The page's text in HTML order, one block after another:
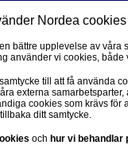
FÖRETAG
Ditt
bolån
Nordea cookies
bättre upplevelse av
använder vi cookies,
till att få använda
externa
cookies som krävs för
ditt samtycke.
och hur vi behandlar